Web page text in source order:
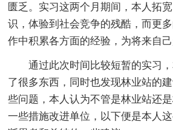
匮乏。实习这两个月期间，本人拓
识，体验到社会竞争的残酷，而更
作中积累各方面的经验，为将来自己
通过此次时间比较短暂的实习，
了很多东西，同时也发现林业站的
些问题，本人认为不管是林业站还
一些措施改进单位，以下便是本人